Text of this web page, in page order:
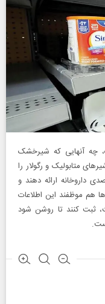
چه آنهایی که شیرخشک
متابولیک و رگولار را
داروخانه ارائه دهند و
هم موظفند این اطلاعات
ثبت کنند تا روشن شود